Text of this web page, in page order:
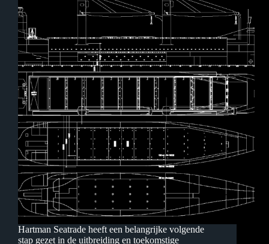
Hartman Seatrade heeft een belangrijke volgende
stap gezet in de uitbreiding en toekomstige